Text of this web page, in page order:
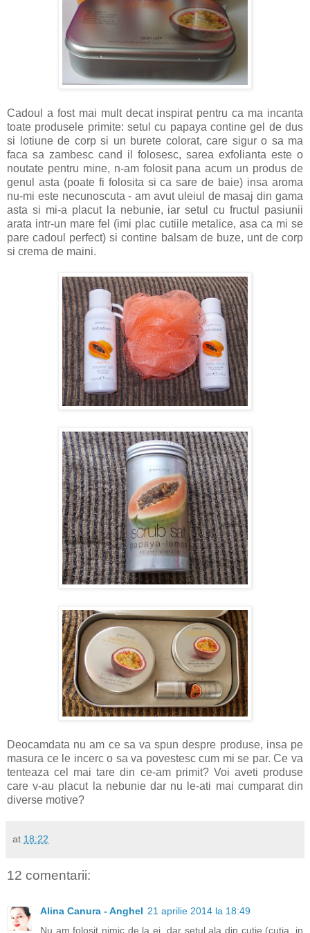
Cadoul a fost mai mult decat inspirat pentru ca ma incanta
toate produsele primite: setul cu papaya contine gel de dus
si lotiune de corp si un burete colorat, care sigur o sa ma
faca sa zambesc cand il folosesc, sarea exfolianta este o
noutate pentru mine, n-am folosit pana acum un produs de
genul asta (poate fi folosita si ca sare de baie) insa aroma
nu-mi este necunoscuta - am avut uleiul de masaj din gama
asta si mi-a placut la nebunie, iar setul cu fructul pasiunii
arata intr-un mare fel (imi plac cutiile metalice, asa ca mi se
pare cadoul perfect) si contine balsam de buze, unt de corp
si crema de maini.
Deocamdata nu am ce sa va spun despre produse, insa pe
masura ce le incerc o sa va povestesc cum mi se par. Ce va
tenteaza cel mai tare din ce-am primit? Voi aveti produse
care v-au placut la nebunie dar nu le-ati mai cumparat din
diverse motive?
at 18:22
12 comentarii:
Alina Canura - Anghel 21 aprilie 2014 la 18:49
Nu am folosit nimic de la ei, dar setul ala din cutie (cutia, in